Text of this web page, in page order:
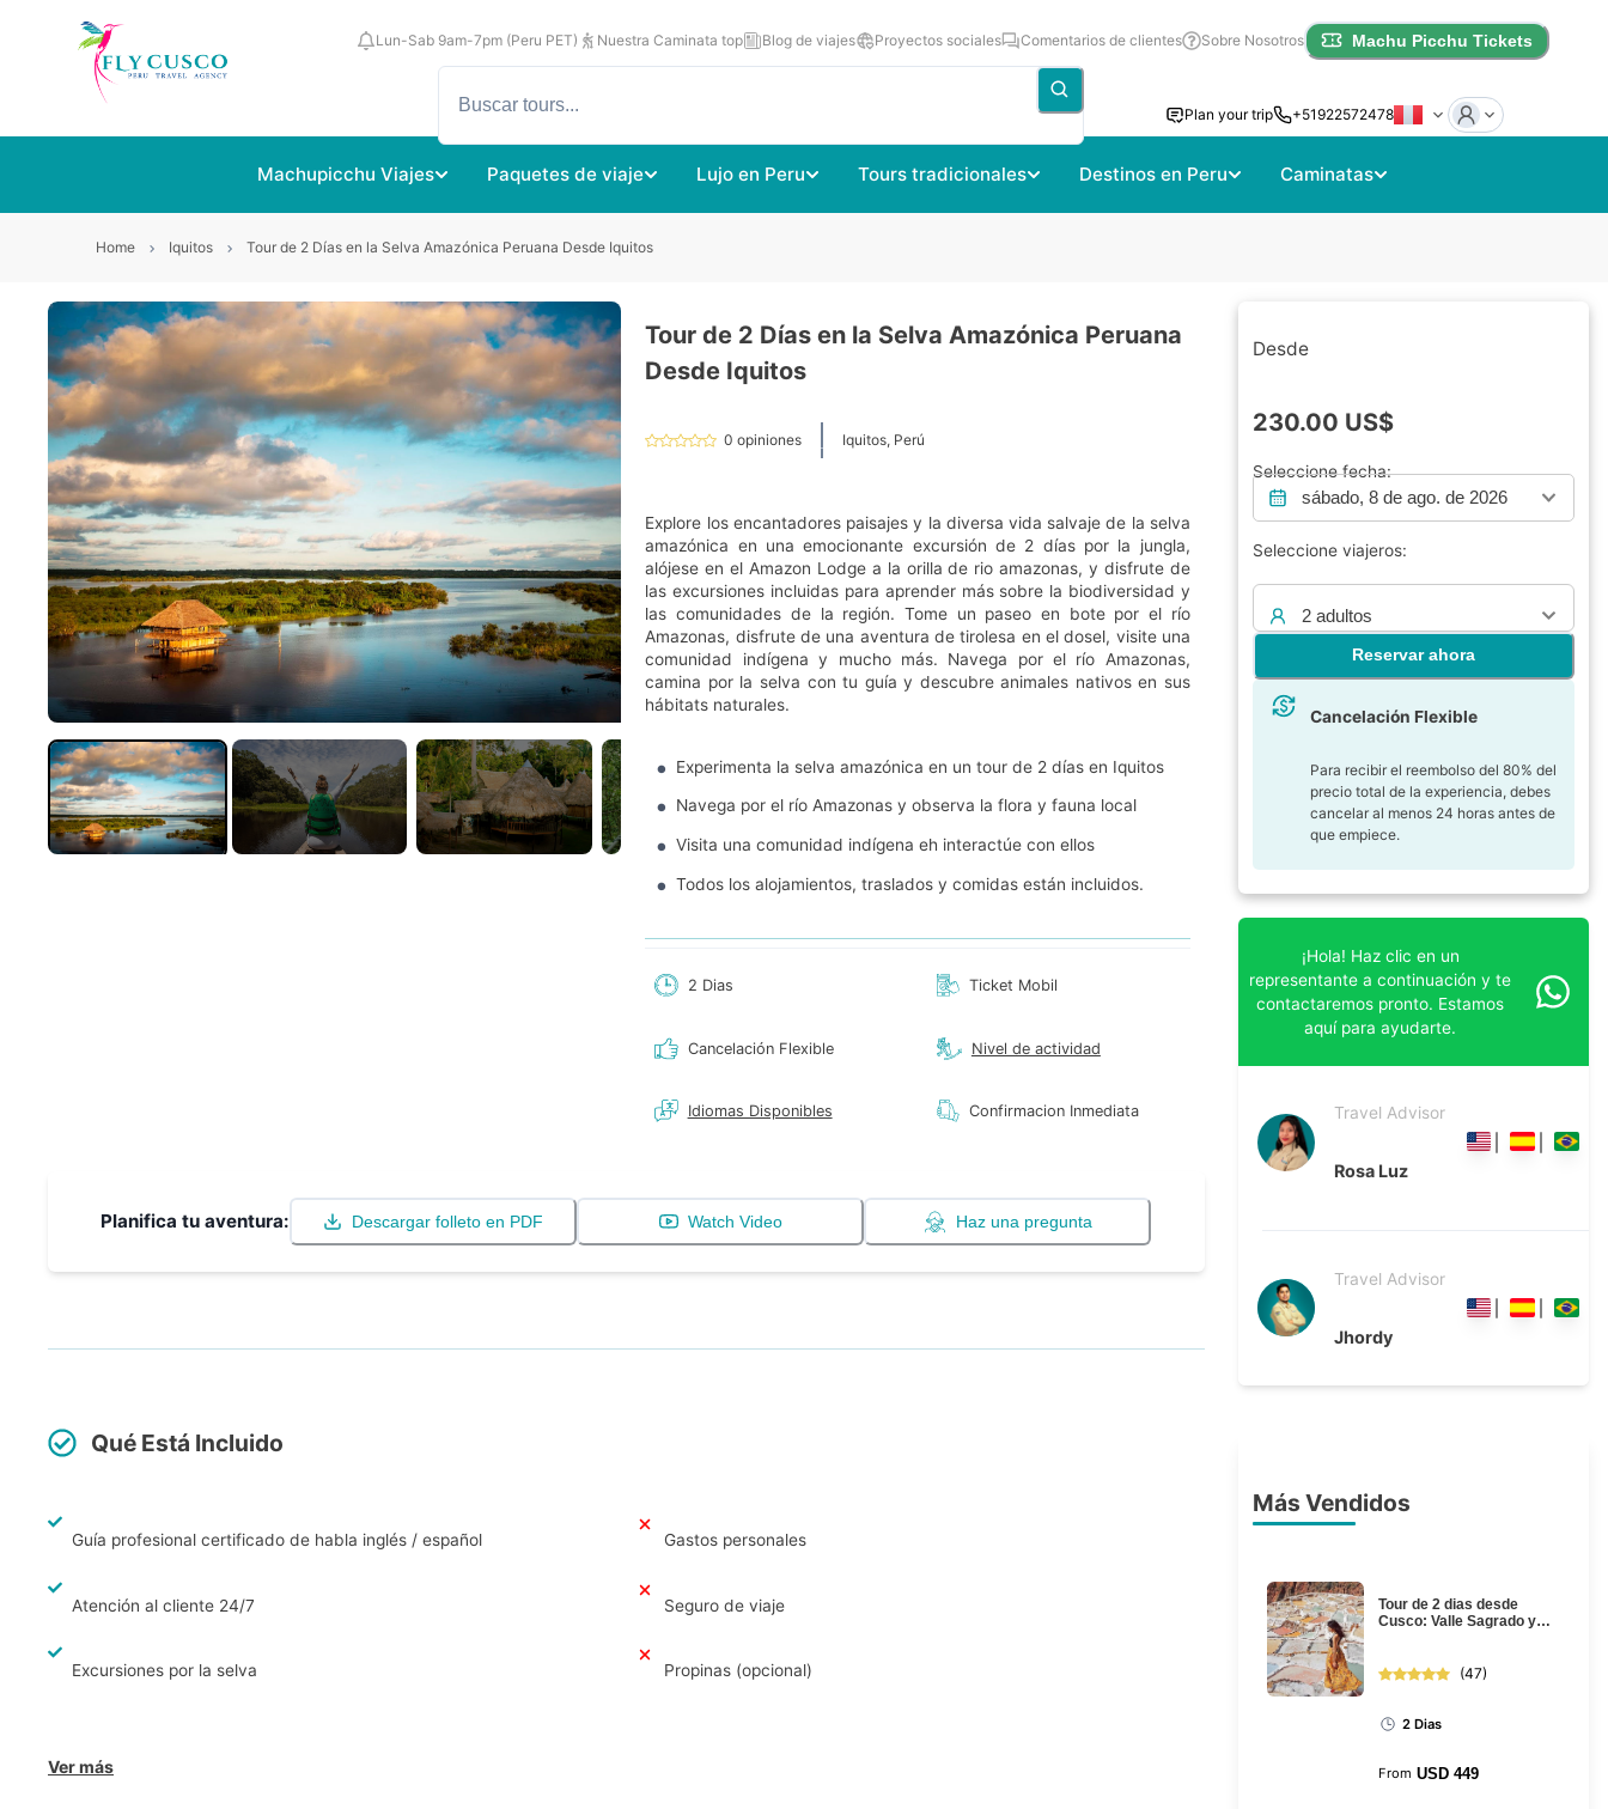
Lun-Sab 9am-7pm (Peru PET) Nuestra Caminata top Blog de viajes Proyectos sociales Comentarios de clientes Sobre Nosotros Machu Picchu Tickets
Plan your trip +51922572478
Machupicchu Viajes Paquetes de viaje Lujo en Peru Tours tradicionales Destinos en Peru Caminatas
Home Iquitos Tour de 2 Días en la Selva Amazónica Peruana Desde Iquitos
Tour de 2 Días en la Selva Amazónica Peruana
Desde Iquitos
0 opiniones Iquitos, Perú
Explore los encantadores paisajes y la diversa vida salvaje de la selva
amazónica en una emocionante excursión de 2 días por la jungla,
alójese en el Amazon Lodge a la orilla de rio amazonas, y disfrute de
las excursiones incluidas para aprender más sobre la biodiversidad y
las comunidades de la región. Tome un paseo en bote por el río
Amazonas, disfrute de una aventura de tirolesa en el dosel, visite una
comunidad indígena y mucho más. Navega por el río Amazonas,
camina por la selva con tu guía y descubre animales nativos en sus
hábitats naturales.
Experimenta la selva amazónica en un tour de 2 días en Iquitos
Navega por el río Amazonas y observa la flora y fauna local
Visita una comunidad indígena eh interactúe con ellos
Todos los alojamientos, traslados y comidas están incluidos.
2 Dias
Cancelación Flexible
Idiomas Disponibles
Ticket Mobil
Nivel de actividad
Confirmacion Inmediata
Planifica tu aventura: Descargar folleto en PDF Watch Video Haz una pregunta
Qué Está Incluido
Guía profesional certificado de habla inglés / español
Atención al cliente 24/7
Excursiones por la selva
Gastos personales
Seguro de viaje
Propinas (opcional)
Ver más
Desde
230.00 US$
Seleccione fecha:
sábado, 8 de ago. de 2026
Seleccione viajeros:
2 adultos
Reservar ahora
Cancelación Flexible
Para recibir el reembolso del 80% del
precio total de la experiencia, debes
cancelar al menos 24 horas antes de
que empiece.
¡Hola! Haz clic en un
representante a continuación y te
contactaremos pronto. Estamos
aquí para ayudarte.
Travel Advisor
Rosa Luz
Travel Advisor
Jhordy
Más Vendidos
Tour de 2 dias desde
Cusco: Valle Sagrado y
(47)
2 Dias
From USD 449